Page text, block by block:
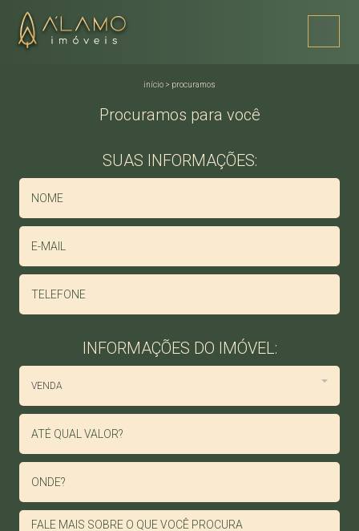
início > procuramos
Procuramos para você
SUAS INFORMAÇÕES:
INFORMAÇÕES DO IMÓVEL:
VENDA